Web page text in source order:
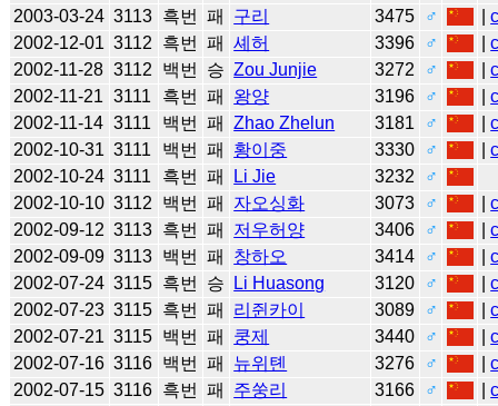
2003-03-24 3113 흑번 패 구리 3475 ♂ |
2002-12-01 3112 흑번 패 셰허 3396 ♂ |
2002-11-28 3112 백번 승 Zou Junjie 3272 ♂ |
2002-11-21 3111 흑번 패 왕양 3196 ♂ |
2002-11-14 3111 백번 패 Zhao Zhelun 3181 ♂ |
2002-10-31 3111 백번 패 황이중 3330 ♂ |
2002-10-24 3111 흑번 패 Li Jie 3232
♂
2002-10-10 3112 백번 패 자오싱화 3073 ♂ |
2002-09-12 3113 흑번 패 저우허양 3406 ♂ |
2002-09-09 3113 백번 패 창하오 3414 ♂ |
2002-07-24 3115 흑번 승 Li Huasong 3120 ♂ |
2002-07-23 3115 흑번 패 리쥔카이 3089 ♂ |
2002-07-21 3115 백번 패 쿵제 3440 ♂ |
2002-07-16 3116 백번 패 뉴위톈 3276 ♂ |
2002-07-15 3116 흑번 패 주쑹리 3166 ♂ |